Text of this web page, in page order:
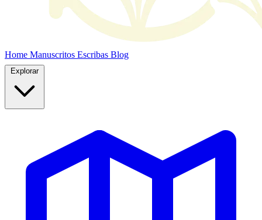
Home Manuscritos Escribas Blog
Explorar